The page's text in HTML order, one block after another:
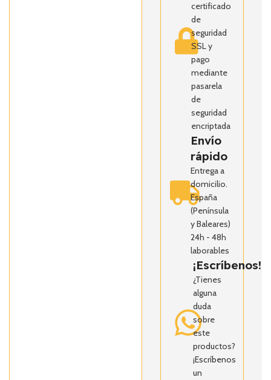
certificado
de
seguridad
SSL y
pago
mediante
pasarela
de
seguridad
encriptada
Envío
rápido
Entrega a
domicilio.
España
(Península
y Baleares)
24h - 48h
laborables
¡Escríbenos!
¿Tienes
alguna
duda
sobre
este
productos?
¡Escríbenos
un